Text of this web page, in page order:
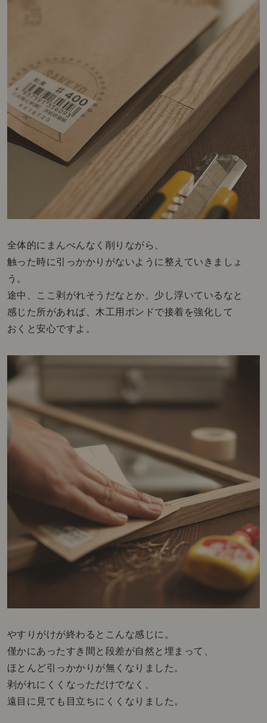
全体的にまんべんなく削りながら、
触った時に引っかかりがないように整えていきましょ
う。
途中、ここ剥がれそうだなとか、少し浮いているなと
感じた所があれば、木工用ボンドで接着を強化して
おくと安心ですよ。
やすりがけが終わるとこんな感じに。
僅かにあったすき間と段差が自然と埋まって、
ほとんど引っかかりが無くなりました。
剥がれにくくなっただけでなく、
遠目に見ても目立ちにくくなりました。